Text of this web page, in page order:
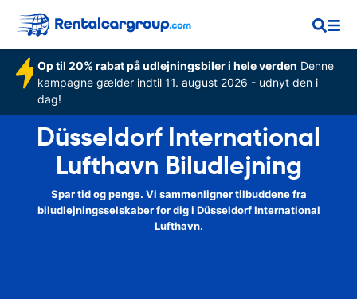
Op til 20% rabat på udlejningsbiler i hele verden Denne
kampagne gælder indtil 11. august 2026 - udnyt den i
dag!
Düsseldorf International
Lufthavn Biludlejning
Spar tid og penge. Vi sammenligner tilbuddene fra
biludlejningsselskaber for dig i Düsseldorf International
Lufthavn.